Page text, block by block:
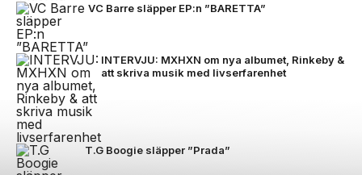
VC Barre släpper EP:n ”BARETTA”
INTERVJU: MXHXN om nya albumet, Rinkeby &
att skriva musik med livserfarenhet
T.G Boogie släpper ”Prada”